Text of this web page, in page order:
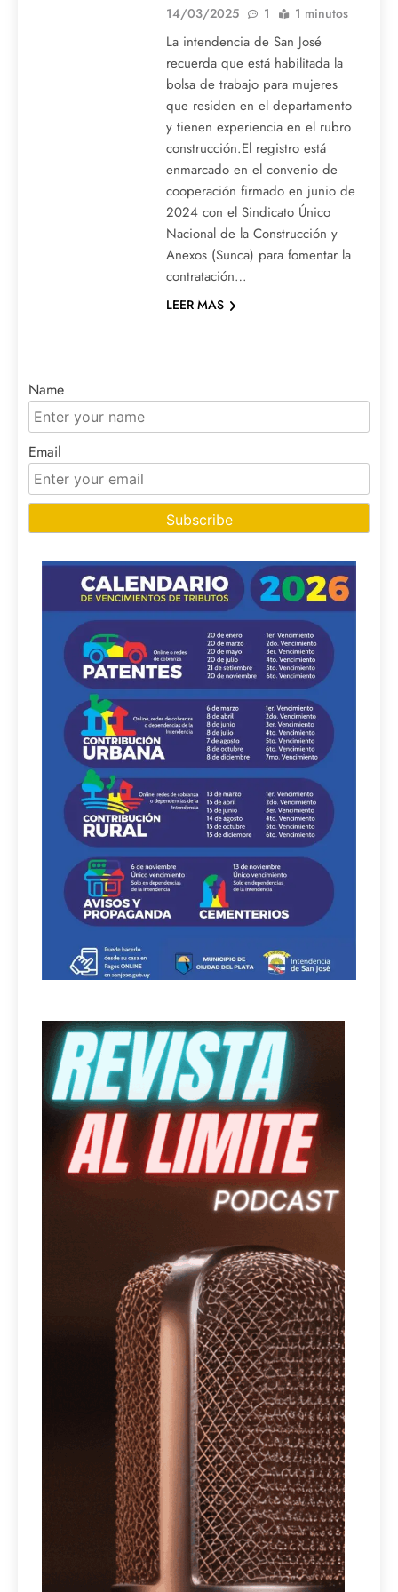
14/03/2025
1 1 minutos
La intendencia de San José
recuerda que está habilitada la
bolsa de trabajo para mujeres
que residen en el departamento
y tienen experiencia en el rubro
construcción.El registro está
enmarcado en el convenio de
cooperación firmado en junio de
2024 con el Sindicato Único
Nacional de la Construcción y
Anexos (Sunca) para fomentar la
contratación…
LEER MAS
Name
Email